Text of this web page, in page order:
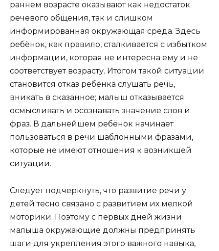
раннем возрасте оказывают как недостаток
речевого общения, так и слишком
информированная окружающая среда. Здесь
ребёнок, как правило, сталкивается с избытком
информации, которая не интересна ему и не
соответствует возрасту. Итогом такой ситуации
становится отказ ребёнка слушать речь,
вникать в сказанное; малыш отказывается
осмысливать и осознавать значение слов и
фраз. В дальнейшем ребёнок начинает
пользоваться в речи шаблонными фразами,
которые не имеют отношения к возникшей
ситуации.
Следует подчеркнуть, что развитие речи у
детей тесно связано с развитием их мелкой
моторики. Поэтому с первых дней жизни
малыша окружающие должны предпринять
шаги для укрепления этого важного навыка,